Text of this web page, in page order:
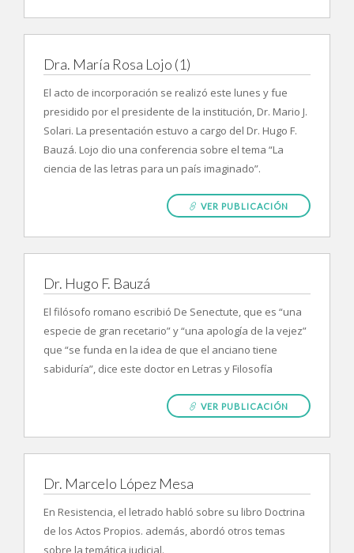
Dra. María Rosa Lojo (1)
El acto de incorporación se realizó este lunes y fue
presidido por el presidente de la institución, Dr. Mario J.
Solari. La presentación estuvo a cargo del Dr. Hugo F.
Bauzá. Lojo dio una conferencia sobre el tema “La
ciencia de las letras para un país imaginado”.
VER PUBLICACIÓN
Dr. Hugo F. Bauzá
El filósofo romano escribió De Senectute, que es “una
especie de gran recetario” y “una apología de la vejez”
que “se funda en la idea de que el anciano tiene
sabiduría”, dice este doctor en Letras y Filosofía
VER PUBLICACIÓN
Dr. Marcelo López Mesa
En Resistencia, el letrado habló sobre su libro Doctrina
de los Actos Propios. además, abordó otros temas
sobre la temática judicial.